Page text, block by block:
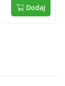
Dodaj